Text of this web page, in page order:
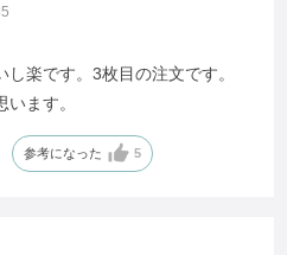
楽です。3枚目の注文です。
ます。
参考になった 5